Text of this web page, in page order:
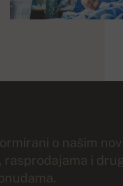
o našim
rasprodajama i